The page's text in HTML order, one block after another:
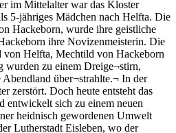
im Mittelalter war das Kloster
5-jähriges Mädchen nach Helfta. Die
Hackeborn, wurde ihre geistliche
ihre Novizenmeisterin. Die
von Helfta, Mechtild von Hackeborn
wurden zu einem Dreige¬stirn,
Abendland über¬strahlte.¬ In der
zerstört. Doch heute entsteht das
entwickelt sich zu einem neuen
heidnisch gewordenen Umwelt
Lutherstadt Eisleben, wo der